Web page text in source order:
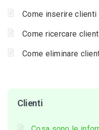
Come inserire
Come ricercare
Come eliminare
Clienti